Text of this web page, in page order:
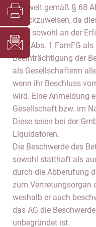
insoweit gemäß § 68
zurückzuweisen, da
fehle sowohl an der
§ 59 Abs. 1 FamFG
Beeinträchtigung der
als Gesellschafterin
wenn ihr Beschluss
wird. Eine Anmeldung
Gesellschaft bzw. im
Diese seien bei der
Liquidatoren.
Die Beschwerde des
sowohl statthaft als
durch die Abberufung
zum Vertretungsorgan
weshalb er auch
das AG die
unbegründet ist.